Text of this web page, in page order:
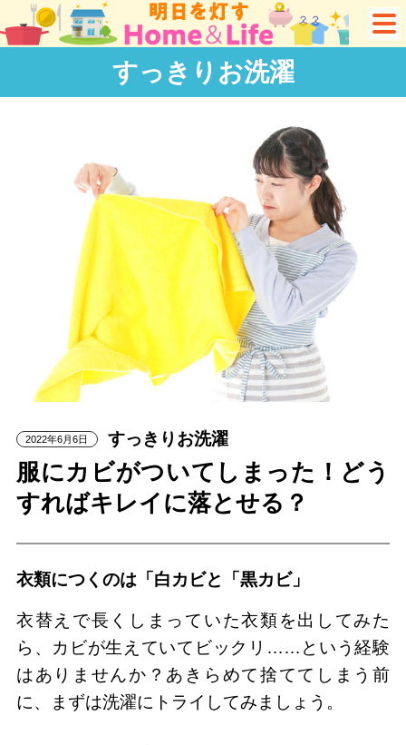
すっきりお洗濯
2022年6月6日 すっきりお洗濯
服にカビがついてしまった！どう
すればキレイに落とせる？
衣類につくのは「白カビと「黒カビ」
衣替えで長くしまっていた衣類を出してみた
ら、カビが生えていてビックリ……という経験
はありませんか？あきらめて捨ててしまう前
に、まずは洗濯にトライしてみましょう。